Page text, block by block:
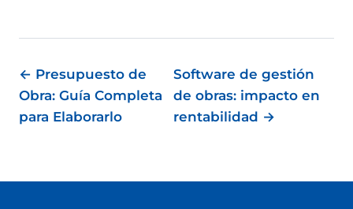
← Presupuesto de
Obra: Guía Completa
para Elaborarlo
Software de gestión
de obras: impacto en
rentabilidad →